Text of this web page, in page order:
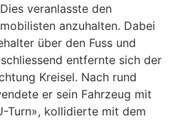
veranlasste den
anzuhalten. Dabei
über den Fuss und
entfernte sich der
Kreisel. Nach rund
er sein Fahrzeug mit
Turn», kollidierte mit dem